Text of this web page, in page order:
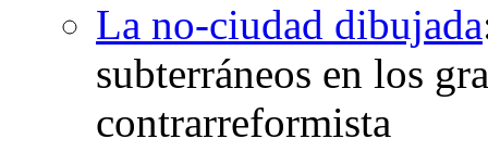
La no-ciudad dibujada
subterráneos en los
contrarreformista